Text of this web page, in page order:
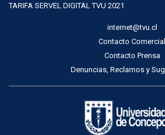
TARIFA SERVEL DIGITAL TVU 2021
internet@tvu.cl
Contacto Comercial
Contacto Prensa
Denuncias, Reclamos y